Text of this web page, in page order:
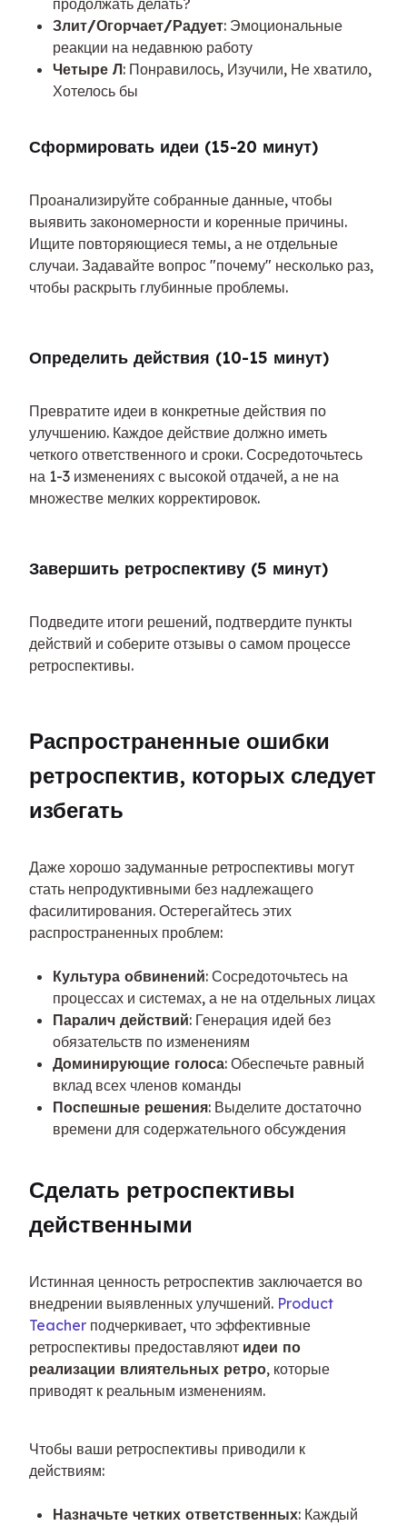
продолжать делать?
Злит/Огорчает/Радует: Эмоциональные
реакции на недавнюю работу
Четыре Л: Понравилось, Изучили, Не хватило,
Хотелось бы
Сформировать идеи (15-20 минут)
Проанализируйте собранные данные, чтобы
выявить закономерности и коренные причины.
Ищите повторяющиеся темы, а не отдельные
случаи. Задавайте вопрос "почему" несколько раз,
чтобы раскрыть глубинные проблемы.
Определить действия (10-15 минут)
Превратите идеи в конкретные действия по
улучшению. Каждое действие должно иметь
четкого ответственного и сроки. Сосредоточьтесь
на 1-3 изменениях с высокой отдачей, а не на
множестве мелких корректировок.
Завершить ретроспективу (5 минут)
Подведите итоги решений, подтвердите пункты
действий и соберите отзывы о самом процессе
ретроспективы.
Распространенные ошибки
ретроспектив, которых следует
избегать
Даже хорошо задуманные ретроспективы могут
стать непродуктивными без надлежащего
фасилитирования. Остерегайтесь этих
распространенных проблем:
Культура обвинений: Сосредоточьтесь на
процессах и системах, а не на отдельных лицах
Паралич действий: Генерация идей без
обязательств по изменениям
Доминирующие голоса: Обеспечьте равный
вклад всех членов команды
Поспешные решения: Выделите достаточно
времени для содержательного обсуждения
Сделать ретроспективы
действенными
Истинная ценность ретроспектив заключается во
внедрении выявленных улучшений. Product
Teacher подчеркивает, что эффективные
ретроспективы предоставляют идеи по
реализации влиятельных ретро, которые
приводят к реальным изменениям.
Чтобы ваши ретроспективы приводили к
действиям:
Назначьте четких ответственных: Каждый